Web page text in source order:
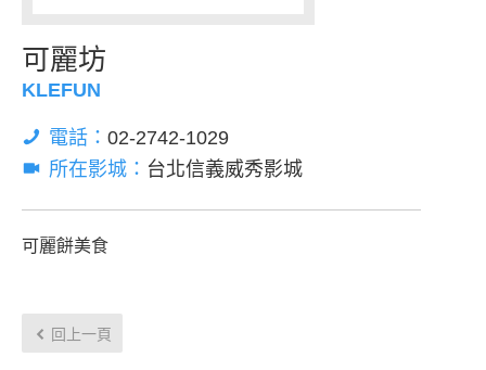
可麗坊
KLEFUN
電話： 02-2742-1029
所在影城： 台北信義威秀影城
可麗餅美食
回上一頁